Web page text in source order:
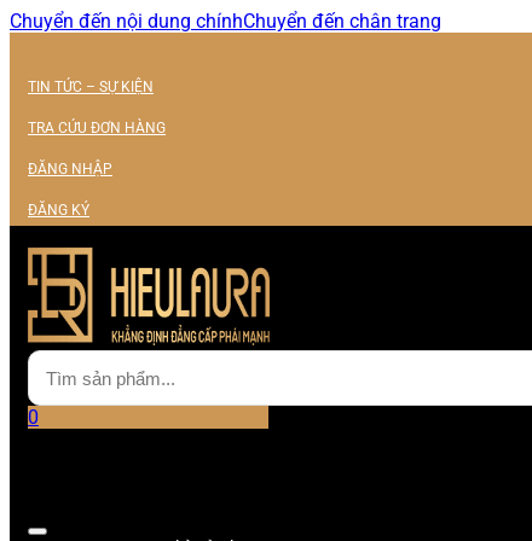
Chuyển đến nội dung chínhChuyển đến chân trang
TIN TỨC – SỰ KIỆN
TRA CỨU ĐƠN HÀNG
ĐĂNG NHẬP
ĐĂNG KÝ
0